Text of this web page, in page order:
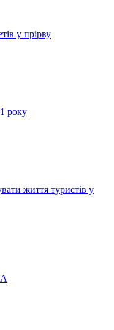
у прірву
року
життя туристів у